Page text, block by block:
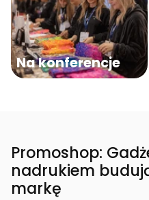
Na konferencje
Promoshop:
nadrukiem
markę